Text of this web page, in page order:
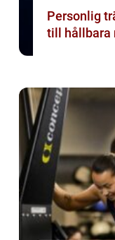
Personlig
till hållbara